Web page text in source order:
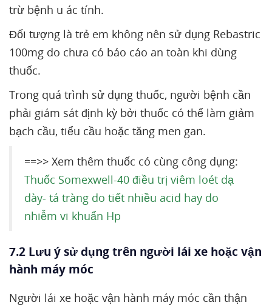
trừ bệnh u ác tính.
Đối tượng là trẻ em không nên sử dụng Rebastric
100mg do chưa có báo cáo an toàn khi dùng
thuốc.
Trong quá trình sử dụng thuốc, người bệnh cần
phải giám sát định kỳ bởi thuốc có thể làm giảm
bạch cầu, tiểu cầu hoặc tăng men gan.
==>> Xem thêm thuốc có cùng công dụng:
Thuốc Somexwell-40 điều trị viêm loét dạ
dày- tá tràng do tiết nhiều acid hay do
nhiễm vi khuẩn Hp
7.2 Lưu ý sử dụng trên người lái xe hoặc vận
hành máy móc
Người lái xe hoặc vận hành máy móc cần thận